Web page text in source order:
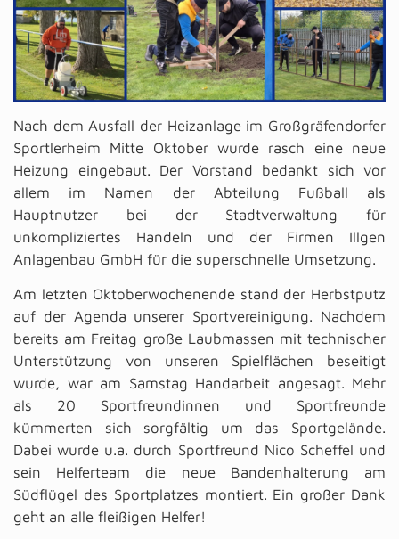
Nach dem Ausfall der Heizanlage im Großgräfendorfer
Sportlerheim Mitte Oktober wurde rasch eine neue
Heizung eingebaut. Der Vorstand bedankt sich vor
allem im Namen der Abteilung Fußball als
Hauptnutzer bei der Stadtverwaltung für
unkompliziertes Handeln und der Firmen Illgen
Anlagenbau GmbH für die superschnelle Umsetzung.
Am letzten Oktoberwochenende stand der Herbstputz
auf der Agenda unserer Sportvereinigung. Nachdem
bereits am Freitag große Laubmassen mit technischer
Unterstützung von unseren Spielflächen beseitigt
wurde, war am Samstag Handarbeit angesagt. Mehr
als 20 Sportfreundinnen und Sportfreunde
kümmerten sich sorgfältig um das Sportgelände.
Dabei wurde u.a. durch Sportfreund Nico Scheffel und
sein Helferteam die neue Bandenhalterung am
Südflügel des Sportplatzes montiert. Ein großer Dank
geht an alle fleißigen Helfer!